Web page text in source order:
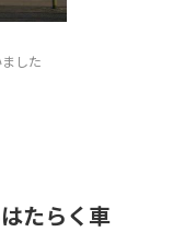
した
たらく車